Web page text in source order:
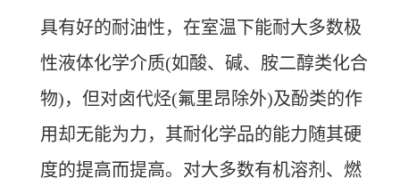
具有好的耐油性，在室温下能耐大多数极
性液体化学介质(如酸、碱、胺二醇类化合
物)，但对卤代烃(氟里昂除外)及酚类的作
用却无能为力，其耐化学品的能力随其硬
度的提高而提高。对大多数有机溶剂、燃